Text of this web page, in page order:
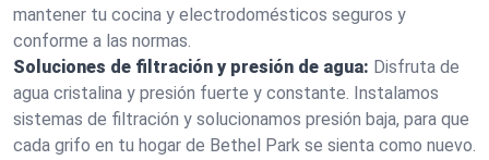
mantener tu cocina y electrodomésticos seguros y
conforme a las normas.
Soluciones de filtración y presión de agua: Disfruta de
agua cristalina y presión fuerte y constante. Instalamos
sistemas de filtración y solucionamos presión baja, para que
cada grifo en tu hogar de Bethel Park se sienta como nuevo.